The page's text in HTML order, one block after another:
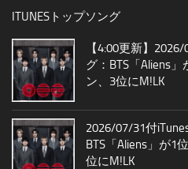
ITUNESトップソング
【4:00更新】
グ：BTS「Aliens
ン、3位にM!LK
2026/07/31付
BTS「Aliens」が1
位にM!LK